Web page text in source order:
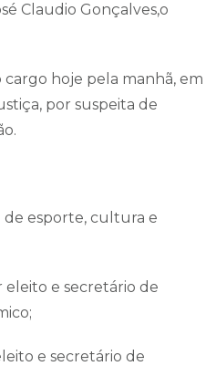
Claudio Gonçalves,o
hoje pela manhã, em
por suspeita de
de esporte, cultura e
eleito e secretário de
e secretário de